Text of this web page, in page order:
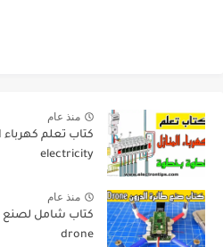
منذ عام
electricity
منذ عام
كتاب شامل لصنع
drone